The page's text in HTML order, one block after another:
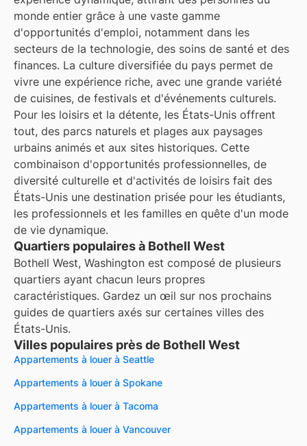
monde entier grâce à une vaste gamme
d'opportunités d'emploi, notamment dans les
secteurs de la technologie, des soins de santé et des
finances. La culture diversifiée du pays permet de
vivre une expérience riche, avec une grande variété
de cuisines, de festivals et d'événements culturels.
Pour les loisirs et la détente, les États-Unis offrent
tout, des parcs naturels et plages aux paysages
urbains animés et aux sites historiques. Cette
combinaison d'opportunités professionnelles, de
diversité culturelle et d'activités de loisirs fait des
États-Unis une destination prisée pour les étudiants,
les professionnels et les familles en quête d'un mode
de vie dynamique.
Quartiers populaires à Bothell West
Bothell West, Washington est composé de plusieurs
quartiers ayant chacun leurs propres
caractéristiques. Gardez un œil sur nos prochains
guides de quartiers axés sur certaines villes des
États-Unis.
Villes populaires près de Bothell West
Appartements à louer à Seattle
Appartements à louer à Spokane
Appartements à louer à Tacoma
Appartements à louer à Vancouver